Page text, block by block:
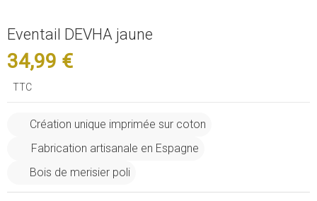
Eventail DEVHA jaune
34,99 €
TTC
Création unique imprimée sur coton
Fabrication artisanale en Espagne
Bois de merisier poli